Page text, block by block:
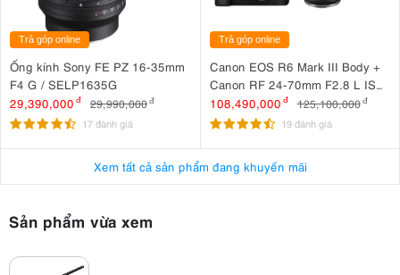
Trả góp online
Ống kính Sony FE PZ 16-35mm
F4 G / SELP1635G
29,390,000 đ 29,990,000đ
17 đánh giá
Trả góp online
Canon EOS R6 Mark III Body +
Canon RF 24-70mm F2.8 L IS
USM
108,490,000 đ 125,100,000 đ
19 đánh giá
Xem tất cả sản phẩm đang khuyến mãi
Sản phẩm vừa xem